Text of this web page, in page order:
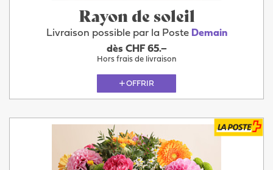
Rayon de soleil
Livraison possible par la Poste Demain
dès CHF 65.–
Hors frais de livraison
OFFRIR